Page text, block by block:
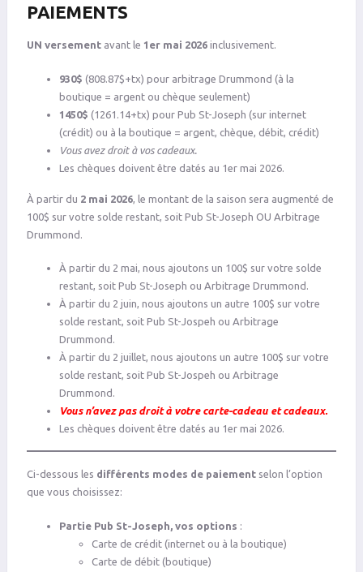
PAIEMENTS
UN versement avant le 1er mai 2026 inclusivement.
930$ (808.87$+tx) pour arbitrage Drummond (à la
boutique = argent ou chèque seulement)
1450$ (1261.14+tx) pour Pub St-Joseph (sur internet
(crédit) ou à la boutique = argent, chèque, débit, crédit)
Vous avez droit à vos cadeaux.
Les chèques doivent être datés au 1er mai 2026.
À partir du 2 mai 2026, le montant de la saison sera augmenté de
100$ sur votre solde restant, soit Pub St-Joseph OU Arbitrage
Drummond.
À partir du 2 mai, nous ajoutons un 100$ sur votre solde
restant, soit Pub St-Joseph ou Arbitrage Drummond.
À partir du 2 juin, nous ajoutons un autre 100$ sur votre
solde restant, soit Pub St-Jospeh ou Arbitrage
Drummond.
À partir du 2 juillet, nous ajoutons un autre 100$ sur votre
solde restant, soit Pub St-Jospeh ou Arbitrage
Drummond.
Vous n’avez pas droit à votre carte-cadeau et cadeaux.
Les chèques doivent être datés au 1er mai 2026.
Ci-dessous les différents modes de paiement selon l’option
que vous choisissez:
Partie Pub St-Joseph, vos options :
Carte de crédit (internet ou à la boutique)
Carte de débit (boutique)